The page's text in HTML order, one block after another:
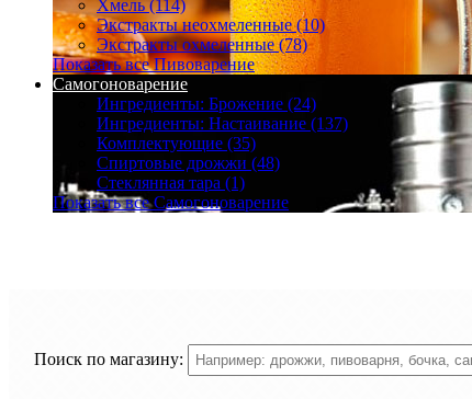
Хмель (114)
Экстракты неохмеленные (10)
Экстракты охмеленные (78)
Показать все Пивоварение
Самогоноварение
Ингредиенты: Брожение (24)
Ингредиенты: Настаивание (137)
Комплектующие (35)
Спиртовые дрожжи (48)
Стеклянная тара (1)
Показать все Самогоноварение
Поиск по магазину: